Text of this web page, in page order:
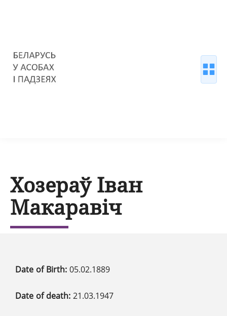
Хозераў Іван
Макаравіч
Date of Birth: 05.02.1889
Date of death: 21.03.1947